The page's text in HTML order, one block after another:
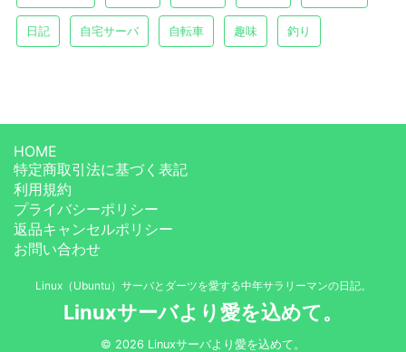
日記 自宅サーバ 自転車 趣味 釣り
HOME
特定商取引法に基づく表記
利用規約
プライバシーポリシー
返品キャンセルポリシー
お問い合わせ
Linux（Ubuntu）サーバとダーツを愛する中年サラリーマンの日記。
Linuxサーバより愛を込めて。
© 2026 Linuxサーバより愛を込めて。